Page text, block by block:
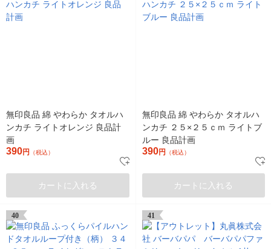
無印良品 綿 やわらか タオルハ
ンカチ ライトオレンジ 良品計
画
390円 （税込）
カートに入れる
無印良品 綿 やわらか タオルハ
ンカチ ２５×２５ｃｍ ライトブ
ルー 良品計画
390円 （税込）
カートに入れる
40 41